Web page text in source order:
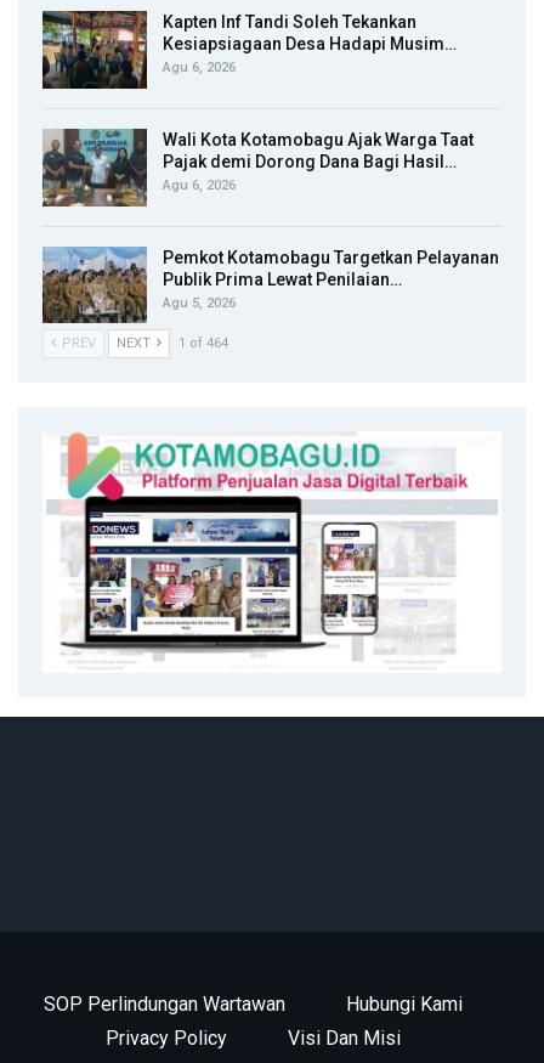
Kapten Inf Tandi Soleh Tekankan
Kesiapsiagaan Desa Hadapi Musim…
Agu 6, 2026
Wali Kota Kotamobagu Ajak Warga Taat
Pajak demi Dorong Dana Bagi Hasil…
Agu 6, 2026
Pemkot Kotamobagu Targetkan Pelayanan
Publik Prima Lewat Penilaian…
Agu 5, 2026
PREV NEXT 1 of 464
SOP Perlindungan Wartawan
Hubungi Kami
Privacy Policy
Visi Dan Misi